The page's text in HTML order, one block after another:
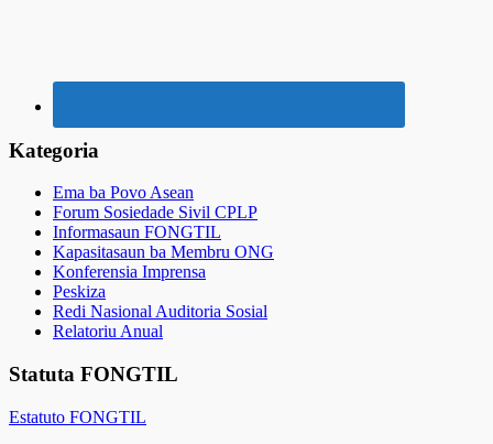
Kategoria
Ema ba Povo Asean
Forum Sosiedade Sivil CPLP
Informasaun FONGTIL
Kapasitasaun ba Membru ONG
Konferensia Imprensa
Peskiza
Redi Nasional Auditoria Sosial
Relatoriu Anual
Statuta FONGTIL
Estatuto FONGTIL